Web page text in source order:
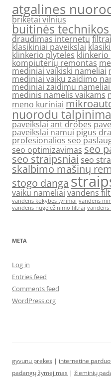
atgalines
briketai vilnius
buitinės
draudimas internetufiltrai
klasikiniai paveikslai
klinkerio plyteles klinkerio
kompiuterių remontas
mediniai vaikiski nameliai
mediniai vaiku zaidimo
mediniai zaidimu
medinis namelis vaikams
meno kuriniai
nuorodu
paveikslai ant drobes
paveikslai namui pigus
profesionalios seo
seo optimizavimas seo
seo straipsniai seo
skalbimo mašinų
stogo danga
vaiku nameliai vandens
vandens kokybės tyrimai vandens
vandens nugeležinimo filtrai vandens
META
Log in
Entries feed
Comments feed
WordPress.org
gyvunu prekes | internetine
padangų žymėjimas | žieminių